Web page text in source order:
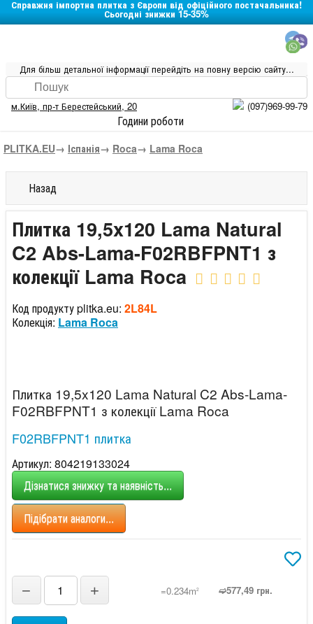
Справжня імпортна плитка з Європи від офіційного постачальника!
Сьогодні знижки 15-35%
Для більш детальної інформації перейдіть на повну версію сайту...
м.Київ, пр-т Берестейський, 20 (097)969-99-79
Години роботи
PLITKA.EU→ Іспанія→ Roca→ Lama Roca
Назад
Плитка 19,5x120 Lama Natural
C2 Abs-Lama-F02RBFPNT1 з
колекції Lama Roca
Код продукту plitka.eu: 2L84L
Колекція: Lama Roca
Плитка 19,5x120 Lama Natural C2 Abs-Lama-
F02RBFPNT1 з колекції Lama Roca
F02RBFPNT1 плитка
Артикул: 804219133024
Дізнатися знижку та наявність...
Підібрати аналоги...
− + =0.234m2 ➫577,49 грн.